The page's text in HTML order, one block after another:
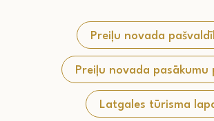
Preiļu novada
Preiļu novada pasākumu
Latgales tūrisma